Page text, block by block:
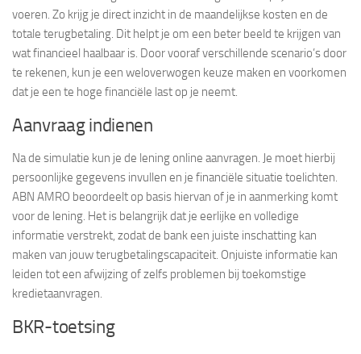
voeren. Zo krijg je direct inzicht in de maandelijkse kosten en de
totale terugbetaling. Dit helpt je om een beter beeld te krijgen van
wat financieel haalbaar is. Door vooraf verschillende scenario’s door
te rekenen, kun je een weloverwogen keuze maken en voorkomen
dat je een te hoge financiële last op je neemt.
Aanvraag indienen
Na de simulatie kun je de lening online aanvragen. Je moet hierbij
persoonlijke gegevens invullen en je financiële situatie toelichten.
ABN AMRO beoordeelt op basis hiervan of je in aanmerking komt
voor de lening. Het is belangrijk dat je eerlijke en volledige
informatie verstrekt, zodat de bank een juiste inschatting kan
maken van jouw terugbetalingscapaciteit. Onjuiste informatie kan
leiden tot een afwijzing of zelfs problemen bij toekomstige
kredietaanvragen.
BKR-toetsing